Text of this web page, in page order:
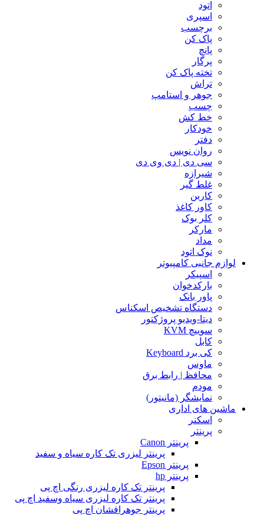
اتود
اسپری
برچسب
پاک کن
پانچ
پرگار
تخته پاک کن
تراش
جوهر و استامپ
چسب
خط کش
خودکار
دفتر
روان نویس
سی دی | دی وی دی
شیرازه
غلط گیر
کاربن
کاور کاغذ
کلر بوک
مارکر
مداد
نوک اتود
لوازم جانبی کامپیوتر
اسپیکر
بارکدخوان
پاور بانک
دستگاه تشخیص اسکناس
دیتا-ویدیو پروژکتور
سوییچ KVM
کابل
کی برد Keyboard
ماوس
محافظ | رابط برق
مودم
نمایشگر (مانیتور)
ماشین های اداری
اسکنر
پرینتر
پرینتر Canon
پرینتر لیزری تک کاره سیاه و سفید
پرینتر Epson
پرینتر hp
پرینتر تک کاره لیزری رنگی اچ پی
پرینتر تک کاره لیزری سیاه وسفید اچ پی
پرینتر جوهرافشان اچ پی